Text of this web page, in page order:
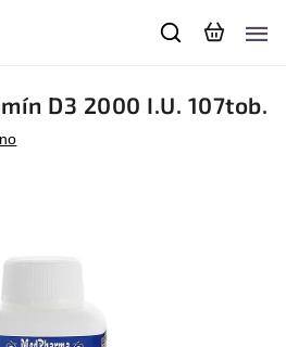
D3 2000 I.U. 107tob.